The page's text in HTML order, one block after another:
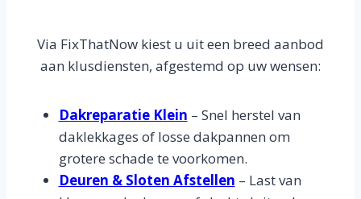
Via FixThatNow kiest u uit een breed aanbod
aan klusdiensten, afgestemd op uw wensen:
Dakreparatie Klein – Snel herstel van
daklekkages of losse dakpannen om
grotere schade te voorkomen.
Deuren & Sloten Afstellen – Last van